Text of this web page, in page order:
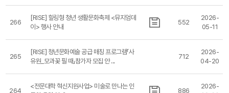
266
[RISE] 힐링형 청년 생활문화축제 <뮤지엄데
이> 행사 안내
552
2026-
05-11
265
[RISE] 청년문화예술 공급 매칭 프로그램「사
유원_모과꽃 필 때」참가자 모집 안 ...
712
2026-
04-20
264
<전문대학 혁신지원사업> 미술로 만나는 인
886
2026-